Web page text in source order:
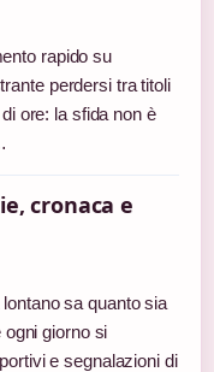
rapido su
perdersi tra titoli
ore: la sfida non è
cronaca e
sa quanto sia
giorno si
e segnalazioni di